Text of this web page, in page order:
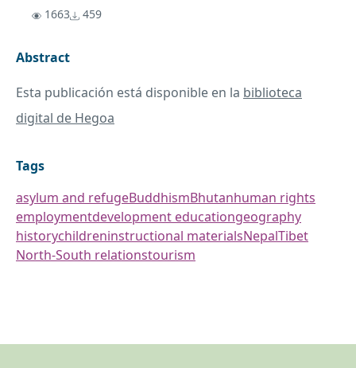
1663 459
Abstract
Esta publicación está disponible en la biblioteca
digital de Hegoa
Tags
asylum and refugeBuddhismBhutanhuman rights
employmentdevelopment educationgeography
historychildreninstructional materialsNepalTibet
North-South relationstourism